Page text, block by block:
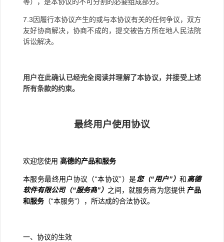
7.3因履行本协议产生的或与本协议有关的任何争议，双方
友好协商解决，协商不成的，提交被告方所在地人民法院
诉讼解决。
用户在此确认已经完全阅读并理解了本协议，并接受上述
所有条款的约束。
最终用户使用协议
欢迎您使用 高德的产品和服务
本服务最终用户协议（“本协议”）是您（“用户”）和高德
软件有限公司（“服务商”） 之间，就服务商为您提供 产品
和服务 （“本服务”），所达成的合法协议。
一、协议的生效